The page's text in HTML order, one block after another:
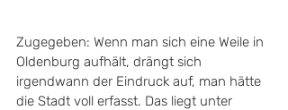
Zugegeben: Wenn man sich eine Weile in
Oldenburg aufhält, drängt sich
irgendwann der Eindruck auf, man hätte
die Stadt voll erfasst. Das liegt unter